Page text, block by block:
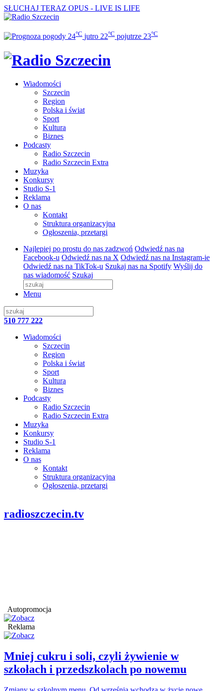
SŁUCHAJ TERAZ OPUS - LIVE IS LIFE
24°C jutro 22°C pojutrze 23°C
Wiadomości
Szczecin
Region
Polska i świat
Sport
Kultura
Biznes
Podcasty
Radio Szczecin
Radio Szczecin Extra
Muzyka
Konkursy
Studio S-1
Reklama
O nas
Kontakt
Struktura organizacyjna
Ogłoszenia, przetargi
Najlepiej po prostu do nas zadzwoń Odwiedź nas na
Facebook-u Odwiedź nas na X Odwiedź nas na Instagram-ie
Odwiedź nas na TikTok-u Szukaj nas na Spotify Wyślij do
nas wiadomość Szukaj
Menu
510 777 222
Wiadomości
Szczecin
Region
Polska i świat
Sport
Kultura
Biznes
Podcasty
Radio Szczecin
Radio Szczecin Extra
Muzyka
Konkursy
Studio S-1
Reklama
O nas
Kontakt
Struktura organizacyjna
Ogłoszenia, przetargi
radioszczecin.tv
Autopromocja
Reklama
Mniej cukru i soli, czyli żywienie w
szkołach i przedszkolach po nowemu